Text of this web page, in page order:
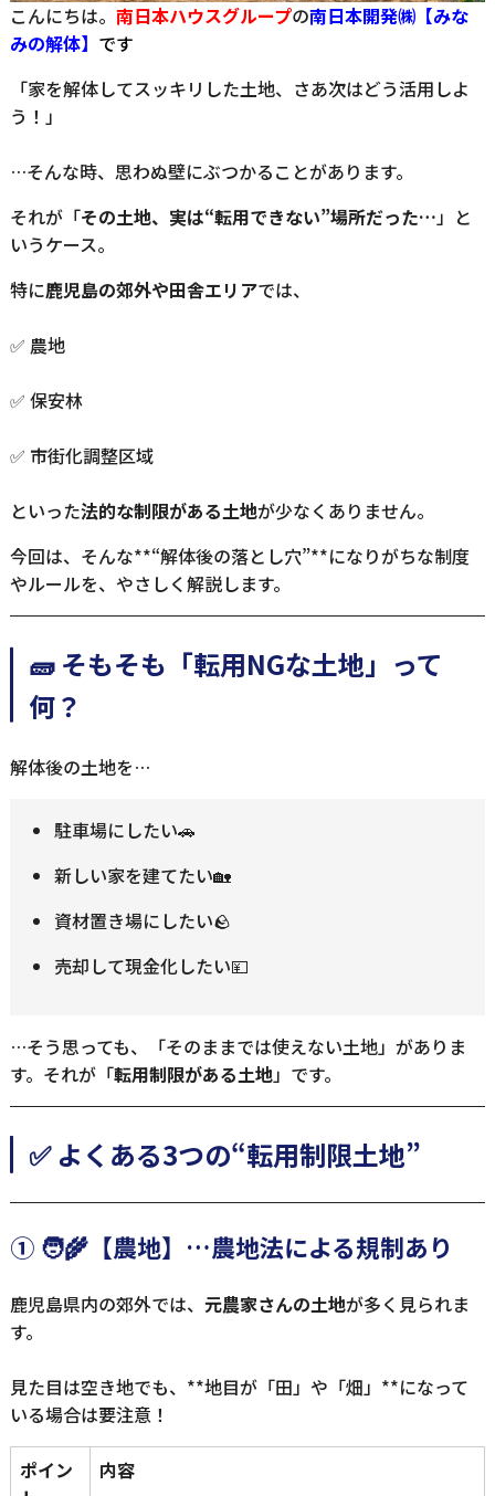
こんにちは。 南日本ハウスグループの南日本開発㈱【みな
みの解体】 です
「家を解体してスッキリした土地、さあ次はどう活用しよ
う！」
…そんな時、思わぬ壁にぶつかることがあります。
それが「その土地、実は“転用できない”場所だった… 」と
いうケース。
特に鹿児島の郊外や田舎エリアでは、
✅ 農地
✅ 保安林
✅ 市街化調整区域
といった法的な制限がある土地が少なくありません。
今回は、そんな**“解体後の落とし穴”**になりがちな制度
やルールを、やさしく解説します。
🧱 そもそも「転用NGな土地」って
何？
解体後の土地を…
駐車場にしたい🚗
新しい家を建てたい🏡
資材置き場にしたい🪨
売却して現金化したい💴
…そう思っても、「そのままでは使えない土地」がありま
す。それが「転用制限がある土地」です。
✅ よくある3つの“転用制限土地”
① 🧑‍🌾【農地】…農地法による規制あり
鹿児島県内の郊外では、 元農家さんの土地が多く見られま
す。
見た目は空き地でも、**地目が「田」や「畑」**になって
いる場合は要注意！
ポイン
内容